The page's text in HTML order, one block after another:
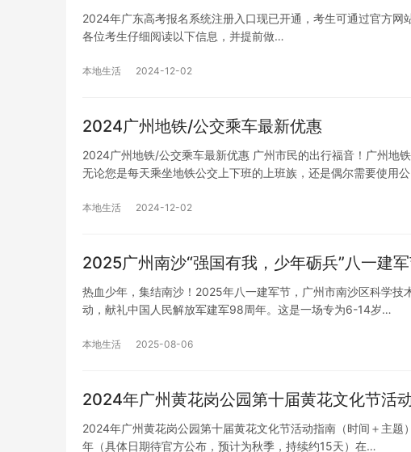
2024年广东高考报名系统注册入口现已开通，考生可通过官方
各位考生仔细阅读以下信息，并提前做…
本地生活 2024-12-02
2024广州地铁/公交乘车最新优惠
2024广州地铁/公交乘车最新优惠 广州市民的出行福音！广州地
无论您是每天乘坐地铁公交上下班的上班族，还是偶尔需要使用
本地生活 2024-12-02
2025广州南沙“强国有我，少年砺兵”八一建
热血少年，集结南沙！2025年八一建军节，广州市南沙区科学技
动，献礼中国人民解放军建军98周年。这是一场专为6-14岁…
本地生活 2025-08-06
2024年广州黄花岗公园第十届黄花文化节活
2024年广州黄花岗公园第十届黄花文化节活动指南（时间＋主题
年（具体日期待官方公布，预计为秋季，持续约15天）在…